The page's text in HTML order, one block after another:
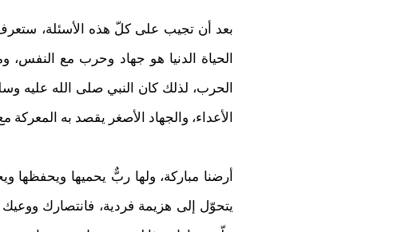
بعد أن تجيب على كلّ هذه الأسئلة،
الحياة الدنيا هو جهاد وحرب مع النفس،
الحرب، لذلك كان النبي صلى الله عليه
الأعداء، والجهاد الأصغر يقصد به
أرضنا مباركة، ولها ربٌّ يحميها ويحفظها
يتحوّل إلى هزيمة فردية، فانتصارك ووعيك